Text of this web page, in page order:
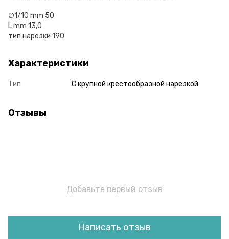
∅1/10 mm 50
L mm 13,0
тип нарезки 190
Характеристики
Тип С крупной крестообразной нарезкой
Отзывы
Добавьте первый отзыв
Написать отзыв